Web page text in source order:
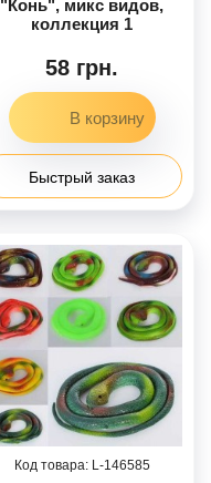
"Конь", микс видов,
коллекция 1
58 грн.
Быстрый заказ
146585